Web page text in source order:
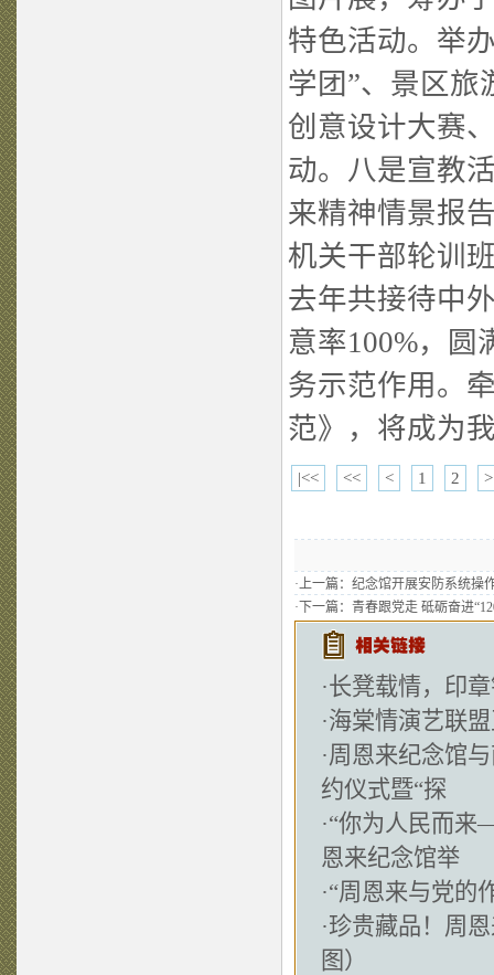
特色活动。举
学团”、景区旅
创意设计大赛
动。八是宣教
来精神情景报
机关干部轮训
去年共接待中
意率100%，圆
务示范作用。
范》，将成为
|<< << < 1 2 >
·上一篇： 纪念馆开展安防系统操
·下一篇： 青春跟党走 砥砺奋进
·长凳载情，印
·海棠情演艺联
·周恩来纪念馆
约仪式暨“探
·“你为人民而来
恩来纪念馆举
·“周恩来与党的
·珍贵藏品！周
图）